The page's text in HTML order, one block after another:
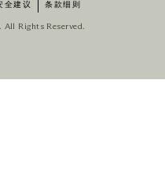
全建议 条款细则
Rights Reserved.